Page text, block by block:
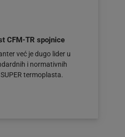
CFM-TR spojnice
već je dugo lider u
i normativnih
termoplasta.